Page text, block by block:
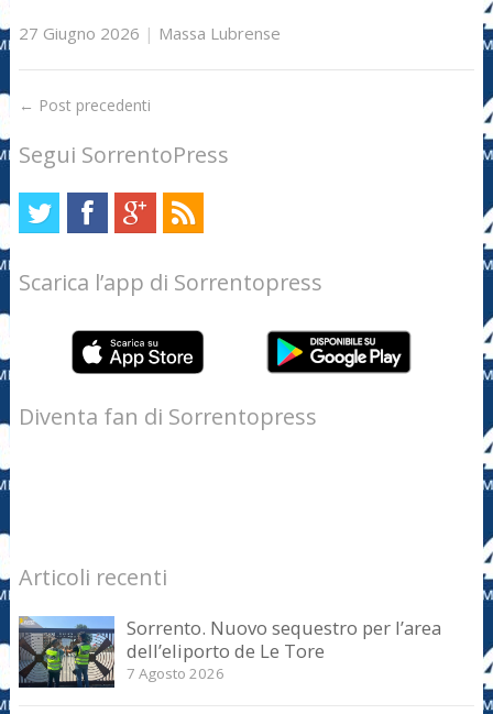
27 Giugno 2026 | Massa Lubrense
← Post precedenti
Segui SorrentoPress
Scarica l’app di Sorrentopress
Diventa fan di Sorrentopress
Articoli recenti
Sorrento. Nuovo sequestro per l’area
dell’eliporto de Le Tore
7 Agosto 2026